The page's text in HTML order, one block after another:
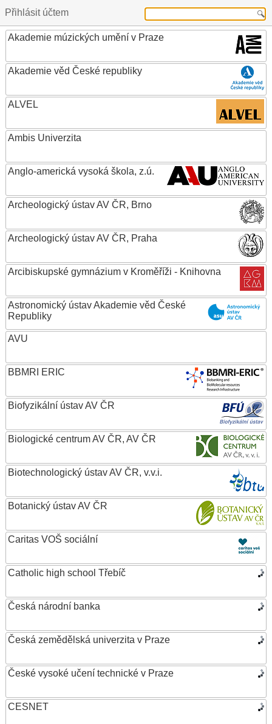
Přihlásit účtem
Akademie múzických umění v Praze
Akademie věd České republiky
ALVEL
Ambis Univerzita
Anglo-americká vysoká škola, z.ú.
Archeologický ústav AV ČR, Brno
Archeologický ústav AV ČR, Praha
Arcibiskupské gymnázium v Kroměříži - Knihovna
Astronomický ústav Akademie věd České
Republiky
AVU
BBMRI ERIC
Biofyzikální ústav AV ČR
Biologické centrum AV ČR, AV ČR
Biotechnologický ústav AV ČR, v.v.i.
Botanický ústav AV ČR
Caritas VOŠ sociální
Catholic high school Třebíč
Česká národní banka
Česká zemědělská univerzita v Praze
České vysoké učení technické v Praze
CESNET